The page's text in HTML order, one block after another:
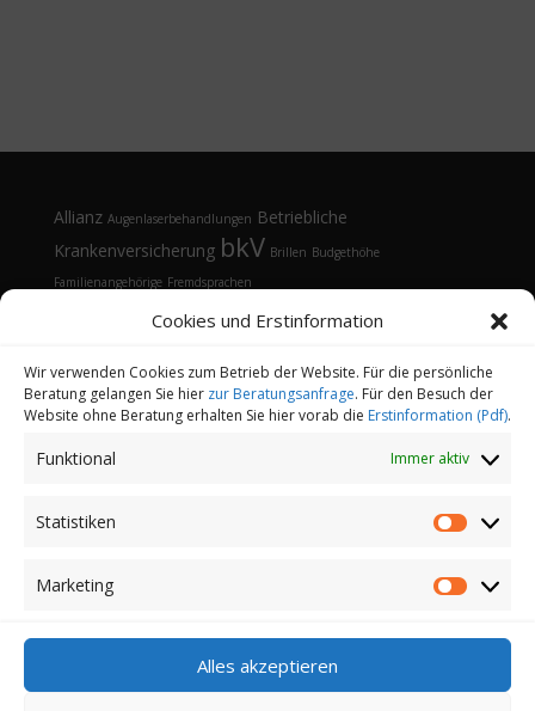
Cookies und Erstinformation
Wir verwenden Cookies zum Betrieb der Website. Für die persönliche
Beratung gelangen Sie hier zur Beratungsanfrage. Für den Besuch der
Website ohne Beratung erhalten Sie hier vorab die Erstinformation (Pdf).
Funktional Immer aktiv
Statistiken
Marketing
Alles akzeptieren
Allianz Augenlaserbehandlungen Betriebliche
Krankenversicherung bkV Brillen Budgethöhe
Familienangehörige Fremdsprachen
Gesundheitsmanagement Gesundheitstelefon
Sonnenbrille Tarifvergleich Vorsorgeuntersuchungen Vorteile
Öffnungsfenster
Cookie-Richtlinie (EU)
Partnerprogramm
Copyright 2022-2026 | Finanz-und
Versicherungsmakler Sander GmbH | Alle Rechte